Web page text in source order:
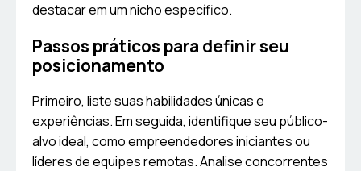
destacar em um nicho específico.
Passos práticos para definir seu
posicionamento
Primeiro, liste suas habilidades únicas e
experiências. Em seguida, identifique seu público-
alvo ideal, como empreendedores iniciantes ou
líderes de equipes remotas. Analise concorrentes